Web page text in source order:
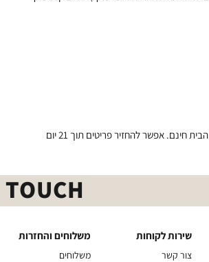
אם מכל סיבה שהיא התחושה שלך עם הפריט שרכשת לא שלמה, אפשר להחזיר בקלות עם שליח עד הבית חינם. אפשר להחזיר פריטים תוך 21 יום
שירות
שירות לקוחות
צור קשר
משלוחים
והחזרות
משלוחים והחזרות
משלוחים